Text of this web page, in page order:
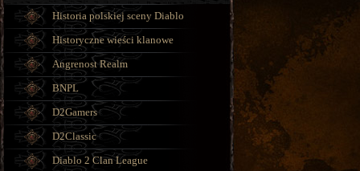
Historia polskiej sceny Diablo
Historyczne wieści klanowe
Angrenost Realm
BNPL
D2Gamers
D2Classic
Diablo 2 Clan League